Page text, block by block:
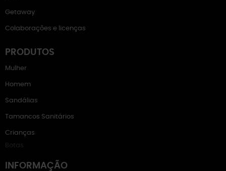
Getaway
Colaborações e licenças
PRODUTOS
Mulher
Homem
Sandálias
Tamancos Sanitários
Crianças
Botas
INFORMAÇÃO